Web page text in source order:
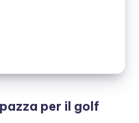
per il golf